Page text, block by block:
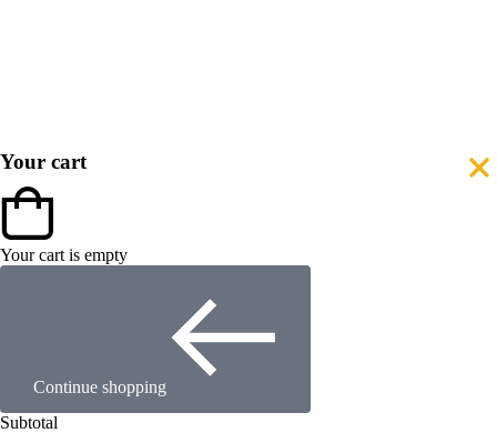
Your cart
Your cart is empty
Continue shopping
Subtotal